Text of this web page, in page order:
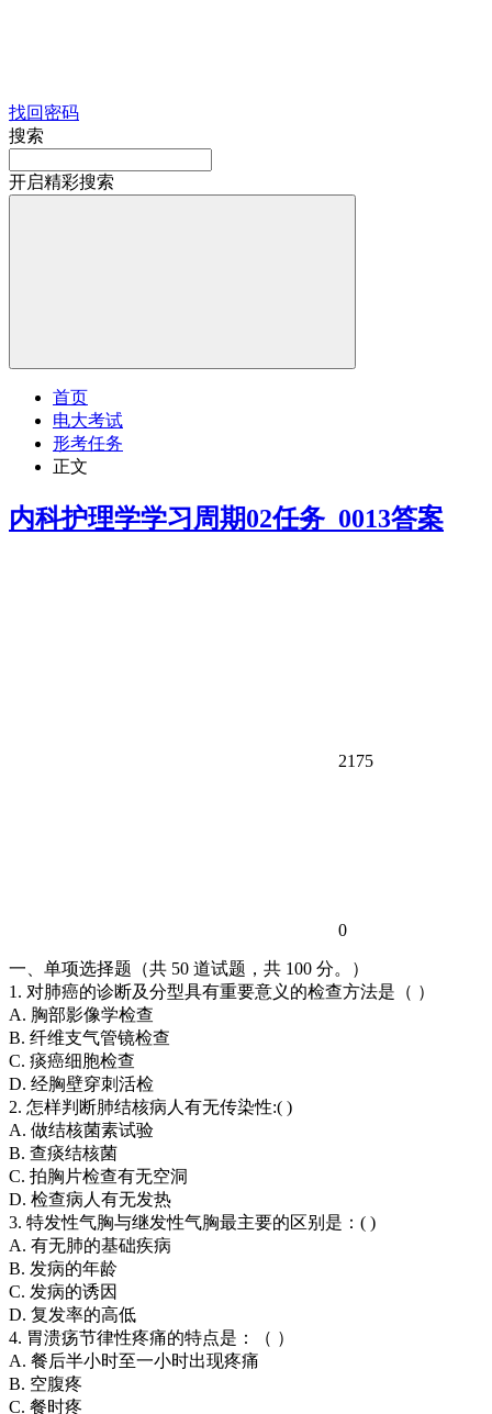
找回密码
搜索
开启精彩搜索
首页
电大考试
形考任务
正文
内科护理学学习周期02任务_0013答案
2175
0
一、单项选择题（共 50 道试题，共 100 分。）
1. 对肺癌的诊断及分型具有重要意义的检查方法是（ ）
A. 胸部影像学检查
B. 纤维支气管镜检查
C. 痰癌细胞检查
D. 经胸壁穿刺活检
2. 怎样判断肺结核病人有无传染性:( )
A. 做结核菌素试验
B. 查痰结核菌
C. 拍胸片检查有无空洞
D. 检查病人有无发热
3. 特发性气胸与继发性气胸最主要的区别是：( )
A. 有无肺的基础疾病
B. 发病的年龄
C. 发病的诱因
D. 复发率的高低
4. 胃溃疡节律性疼痛的特点是：（ ）
A. 餐后半小时至一小时出现疼痛
B. 空腹疼
C. 餐时疼